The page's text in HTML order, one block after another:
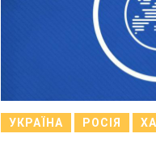
УКРАЇНА РОСІЯ